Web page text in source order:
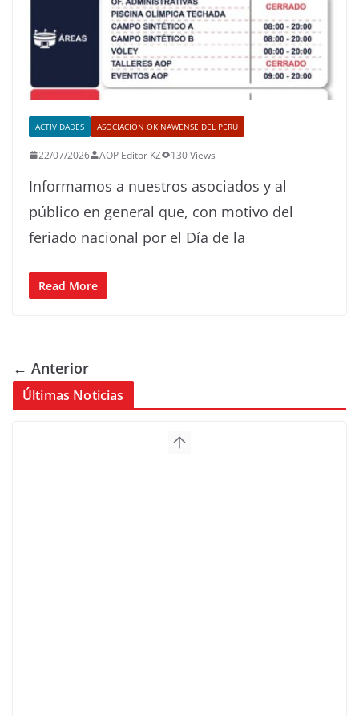
ACTIVIDADES ASOCIACIÓN OKINAWENSE DEL PERÚ
22/07/2026 AOP Editor KZ 130 Views
Informamos a nuestros asociados y al
público en general que, con motivo del
feriado nacional por el Día de la
Read More
← Anterior
Últimas Noticias